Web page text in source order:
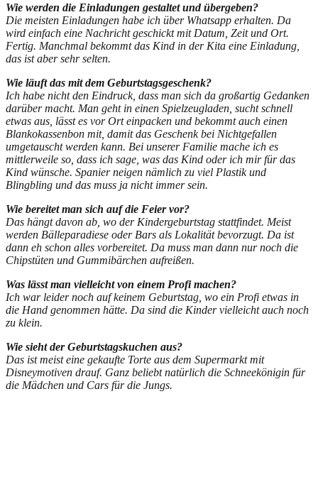
Wie werden die Einladungen gestaltet und übergeben?
Die meisten Einladungen habe ich über Whatsapp erhalten. Da
wird einfach eine Nachricht geschickt mit Datum, Zeit und Ort.
Fertig. Manchmal bekommt das Kind in der Kita eine Einladung,
das ist aber sehr selten.
Wie läuft das mit dem Geburtstagsgeschenk?
Ich habe nicht den Eindruck, dass man sich da großartig Gedanken
darüber macht. Man geht in einen Spielzeugladen, sucht schnell
etwas aus, lässt es vor Ort einpacken und bekommt auch einen
Blankokassenbon mit, damit das Geschenk bei Nichtgefallen
umgetauscht werden kann. Bei unserer Familie mache ich es
mittlerweile so, dass ich sage, was das Kind oder ich mir für das
Kind wünsche. Spanier neigen nämlich zu viel Plastik und
Blingbling und das muss ja nicht immer sein.
Wie bereitet man sich auf die Feier vor?
Das hängt davon ab, wo der Kindergeburtstag stattfindet. Meist
werden Bälleparadiese oder Bars als Lokalität bevorzugt. Da ist
dann eh schon alles vorbereitet. Da muss man dann nur noch die
Chipstüten und Gummibärchen aufreißen.
Was lässt man vielleicht von einem Profi machen?
Ich war leider noch auf keinem Geburtstag, wo ein Profi etwas in
die Hand genommen hätte. Da sind die Kinder vielleicht auch noch
zu klein.
Wie sieht der Geburtstagskuchen aus?
Das ist meist eine gekaufte Torte aus dem Supermarkt mit
Disneymotiven drauf. Ganz beliebt natürlich die Schneekönigin für
die Mädchen und Cars für die Jungs.